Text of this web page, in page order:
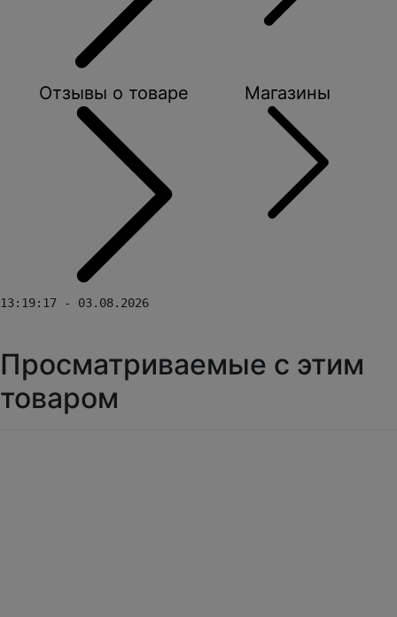
Отзывы о товаре Магазины
13:19:17 - 03.08.2026
Просматриваемые с этим
товаром